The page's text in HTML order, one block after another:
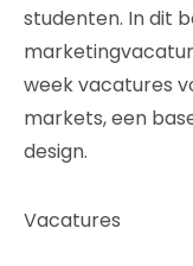
studenten. In dit
week vacatures
markets, een
design.
Vacatures